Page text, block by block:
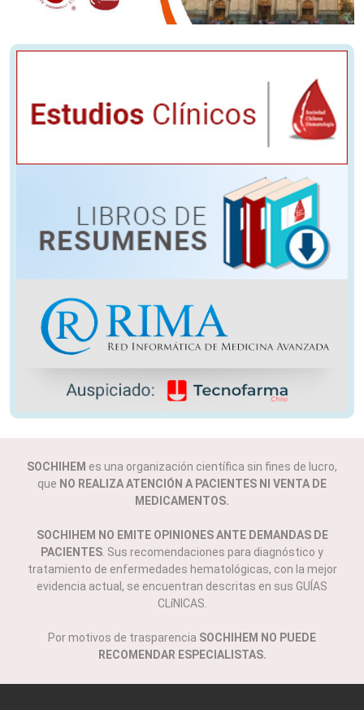
SOCHIHEM es una organización científica sin fines de lucro,
que NO REALIZA ATENCIÓN A PACIENTES NI VENTA DE
MEDICAMENTOS.
SOCHIHEM NO EMITE OPINIONES ANTE DEMANDAS DE
PACIENTES . Sus recomendaciones para diagnóstico y
tratamiento de enfermedades hematológicas, con la mejor
evidencia actual, se encuentran descritas en sus GUÍAS
CLíNICAS.
Por motivos de trasparencia SOCHIHEM NO PUEDE
RECOMENDAR ESPECIALISTAS.